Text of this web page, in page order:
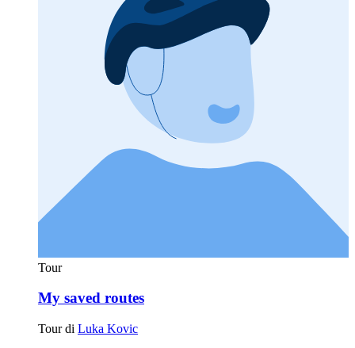
Tour
My saved routes
Tour di Luka Kovic